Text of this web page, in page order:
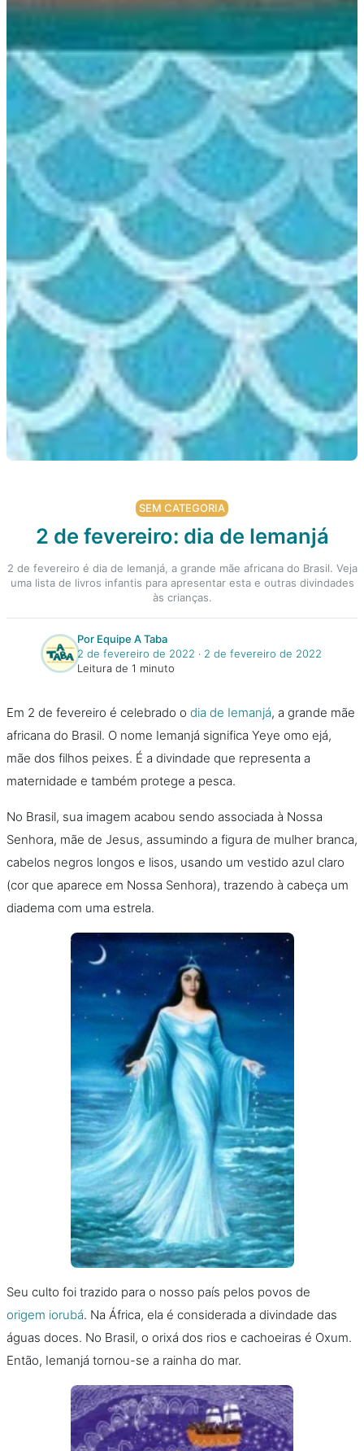
SEM CATEGORIA
2 de fevereiro: dia de Iemanjá
2 de fevereiro é dia de Iemanjá, a grande mãe africana do Brasil. Veja
uma lista de livros infantis para apresentar esta e outras divindades
às crianças.
Por Equipe A Taba
2 de fevereiro de 2022 ‧ 2 de fevereiro de 2022
Leitura de 1 minuto
Em 2 de fevereiro é celebrado o dia de Iemanjá, a grande mãe
africana do Brasil. O nome Iemanjá significa Yeye omo ejá,
mãe dos filhos peixes. É a divindade que representa a
maternidade e também protege a pesca.
No Brasil, sua imagem acabou sendo associada à Nossa
Senhora, mãe de Jesus, assumindo a figura de mulher branca,
cabelos negros longos e lisos, usando um vestido azul claro
(cor que aparece em Nossa Senhora), trazendo à cabeça um
diadema com uma estrela.
Seu culto foi trazido para o nosso país pelos povos de
origem iorubá. Na África, ela é considerada a divindade das
águas doces. No Brasil, o orixá dos rios e cachoeiras é Oxum.
Então, Iemanjá tornou-se a rainha do mar.